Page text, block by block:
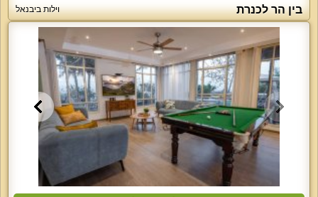
בין הר לכנרת וילות ביבנאל